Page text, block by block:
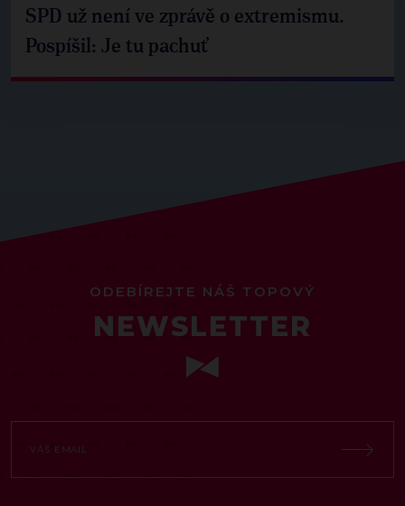
SPD už není ve zprávě o extremismu.
Pospíšil: Je tu pachuť
ODEBÍREJTE NÁŠ TOPOVÝ
NEWSLETTER